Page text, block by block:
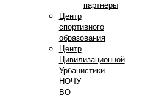
партнеры
Центр
спортивного
образования
Центр
Цивилизационной
Урбанистики
НОЧУ
ВО